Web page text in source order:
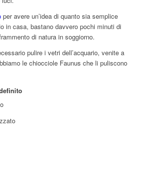
per avere un’idea di quanto sia semplice
in casa, bastano davvero pochi minuti di
di natura in soggiorno.
pulire i vetri dell’acquario, venite a
le chiocciole Faunus che li puliscono